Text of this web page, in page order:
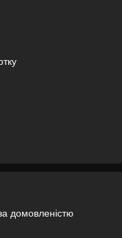
домовленістю